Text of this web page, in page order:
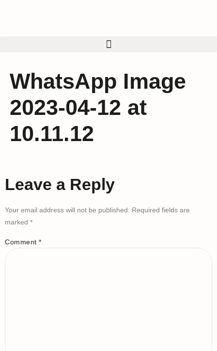
WhatsApp Image
2023-04-12 at
10.11.12
Leave a Reply
Your email address will not be published. Required fields are
marked *
Comment *